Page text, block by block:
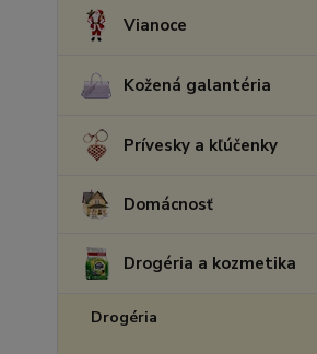
Vianoce
Kožená galantéria
Prívesky a kľúčenky
Domácnosť
Drogéria a kozmetika
Drogéria